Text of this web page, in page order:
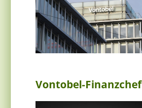
Vontobel-